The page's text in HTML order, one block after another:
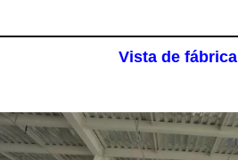
Vista de fábrica